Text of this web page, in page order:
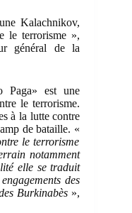
Kalachnikov,
le terrorisme »,
général de la
Paga» est une
le terrorisme.
à la lutte contre
de bataille. «
le terrorisme
notamment
elle se traduit
des
Burkinabès »,